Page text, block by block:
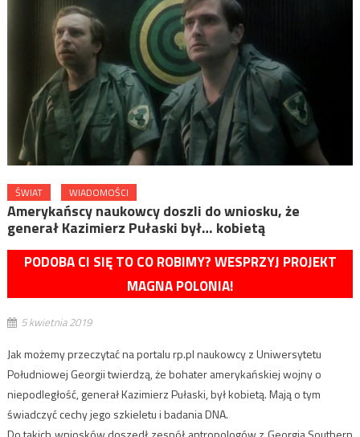
ŚWIAT WIADOMOŚCI
Amerykańscy naukowcy doszli do wniosku, że
generał Kazimierz Pułaski był… kobietą
PODOBA CI SIĘ TO CO ROBIMY? WESPRZYJ PROJEKT
MAGNA POLONIA!
5 kwietnia 2019
Jak możemy przeczytać na portalu rp.pl naukowcy z Uniwersytetu
Południowej Georgii twierdzą, że bohater amerykańskiej wojny o
niepodległość, generał Kazimierz Pułaski, był kobietą. Mają o tym
świadczyć cechy jego szkieletu i badania DNA.